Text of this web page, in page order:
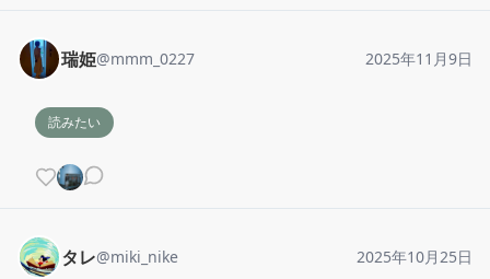
瑞姫@mmm_0227 2025年11月9日
読みたい
タレ@miki_nike 2025年10月25日